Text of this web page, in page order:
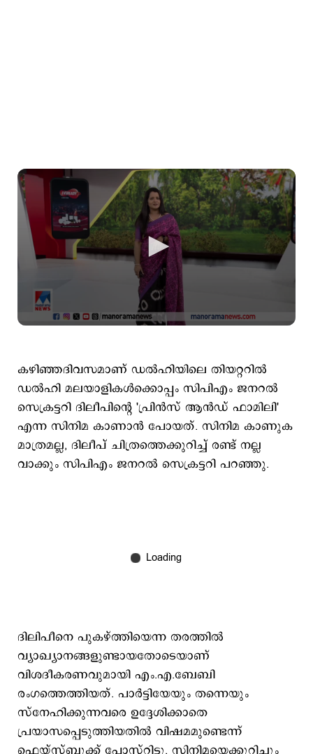
കഴിഞ്ഞദിവസമാണ് ഡല്‍ഹിയിലെ തിയറ്ററില്‍
ഡല്‍ഹി മലയാളികള്‍ക്കൊപ്പം സിപിഎം ജനറല്‍
സെക്രട്ടറി ദിലീപിന്‍റെ 'പ്രിൻസ് ആൻഡ് ഫാമിലി'
എന്ന സിനിമ കാണാന്‍ പോയത്. സിനിമ കാണുക
മാത്രമല്ല, ദിലീപ് ചിത്രത്തെക്കുറിച്ച് രണ്ട് നല്ല
വാക്കും സിപിഎം ജനറല്‍ സെക്രട്ടറി പറഞ്ഞു.
ദിലിപീനെ പുകഴ്ത്തിയെന്ന തരത്തില്‍
വ്യാഖ്യാനങ്ങളുണ്ടായതോടെയാണ്
വിശദീകരണവുമായി എം.എ.ബേബി
രംഗത്തെത്തിയത്. പാർട്ടിയേയും തന്നെയും
സ്നേഹിക്കുന്നവരെ ഉദ്ദേശിക്കാതെ
പ്രയാസപ്പെടുത്തിയതിൽ വിഷമമുണ്ടെന്ന്
ഫെയ്സ്ബുക്ക് പോസ്റ്റിട്ടു. സിനിമയെക്കുറിച്ചും